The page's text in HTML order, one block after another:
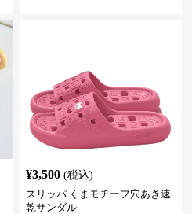
¥3,500 (税込)
スリッパ くまモチーフ穴あき速
乾サンダル